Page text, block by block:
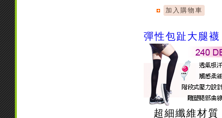
彈性包趾大腿
超細纖維材